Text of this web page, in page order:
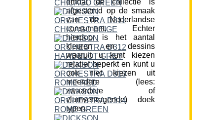
afgestemd op de smaak
van de Nederlandse
consument. Echter
hierdoor is het aantal
kleuren en dessins
waaruit u kunt kiezen
relatief beperkt en kunt u
ook niet kiezen uit
meerdere (lees:
zwaardere of
vlamvertragende) doek
typen.